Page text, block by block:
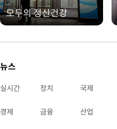
모두의 정신건강
뉴스
실시간 정치 국제
경제 금융 산업